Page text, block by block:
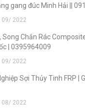
gang đúc Minh Hải ||
09/ 2022
Song Chắn Rác
| 0395964009
09/ 2022
Sợi Thủy Tinh FRP |
08/ 2022